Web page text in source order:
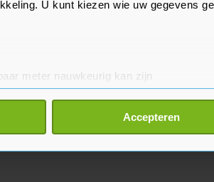
U kunt kiezen wie uw gegevens
meter nauwkeurig kan zijn
eigenschappen (fingerprinting)
voorkeuren in het
detailgedeelte
Accepteren